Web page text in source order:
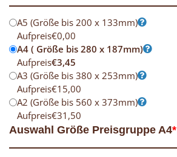
A5 (Größe bis 200 x 133mm)
Aufpreis€0,00
A4 ( Größe bis 280 x 187mm)
Aufpreis€3,45
A3 (Größe bis 380 x 253mm)
Aufpreis€15,00
A2 (Größe bis 560 x 373mm)
Aufpreis€31,50
*
Auswahl Größe Preisgruppe A4